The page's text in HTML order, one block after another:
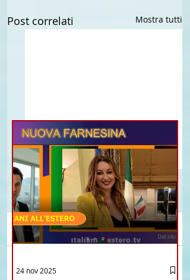
Post correlati Mostra tutti
PERCHE' GLI ITALIANI
Commenti
Scrivi un commento...
24 nov 2025